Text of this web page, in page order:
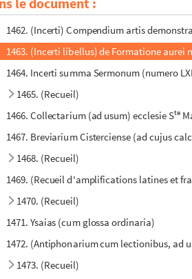
1461. (Recueil)
1462. (Incerti) Compendium artis
1463. (Incerti libellus) de Formatione
1464. Incerti summa Sermonum (numero
1465. (Recueil)
1466. Collectarium (ad usum) ecclesie Ste
1467. Breviarium Cisterciense (ad cujus
1468. (Recueil)
1469. (Recueil d'amplifications latines et
1470. (Recueil)
1471. Ysaias (cum glossa ordinaria)
1472. (Antiphonarium cum lectionibus, ad
1473. (Recueil)